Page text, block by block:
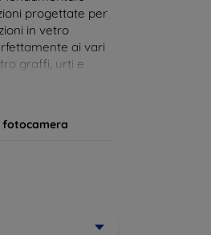
progettate per
in vetro
ai vari
graffi, urti e